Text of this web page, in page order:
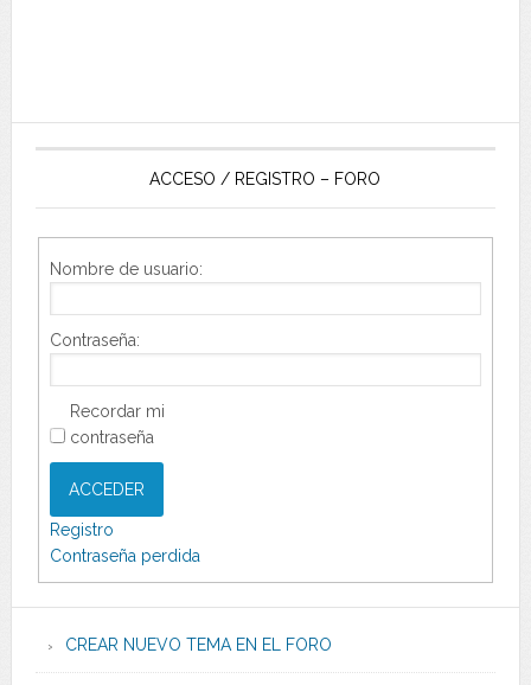
ACCESO / REGISTRO – FORO
Nombre de usuario:
Contraseña:
Recordar mi
contraseña
ACCEDER
Registro
Contraseña perdida
CREAR NUEVO TEMA EN EL FORO